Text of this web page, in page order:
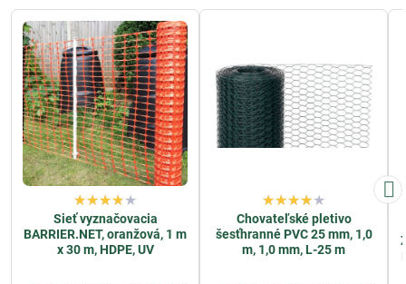
Sieť vyznačovacia
BARRIER.NET, oranžová, 1 m
x 30 m, HDPE, UV
Chovateľské pletivo
šesťhranné PVC 25 mm, 1,0
m, 1,0 mm, L-25 m